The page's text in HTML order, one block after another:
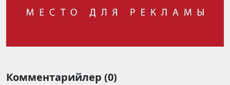
Комментарийлер (0)